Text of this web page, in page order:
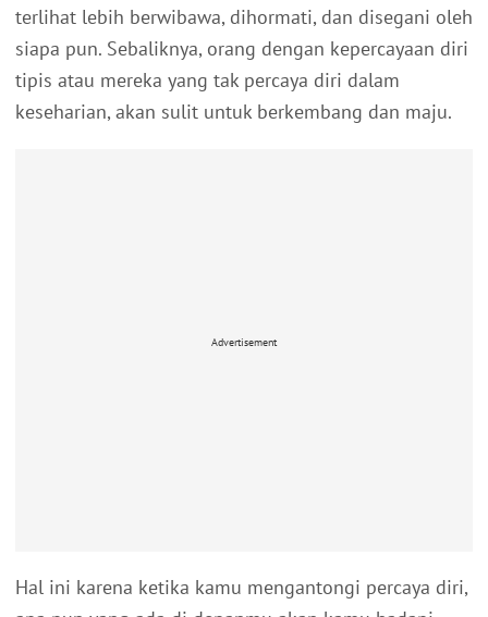
terlihat lebih berwibawa, dihormati, dan disegani oleh
siapa pun. Sebaliknya, orang dengan kepercayaan diri
tipis atau mereka yang tak percaya diri dalam
keseharian, akan sulit untuk berkembang dan maju.
Advertisement
Hal ini karena ketika kamu mengantongi percaya diri,